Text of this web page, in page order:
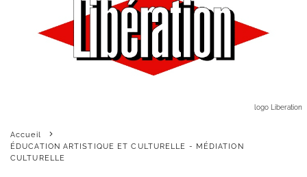
logo Liberation
Accueil
ÉDUCATION ARTISTIQUE ET CULTURELLE - MÉDIATION
CULTURELLE